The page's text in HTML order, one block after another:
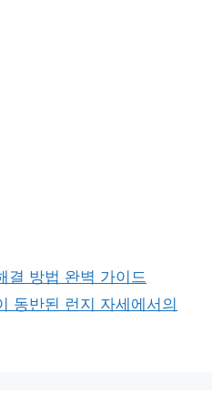
결 방법 완벽 가이드
동반된 런지 자세에서의